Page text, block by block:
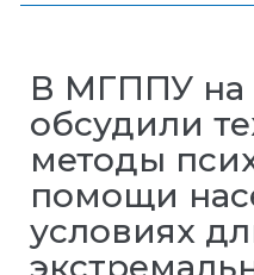
В МГППУ на
обсудили
методы
помощи
условиях